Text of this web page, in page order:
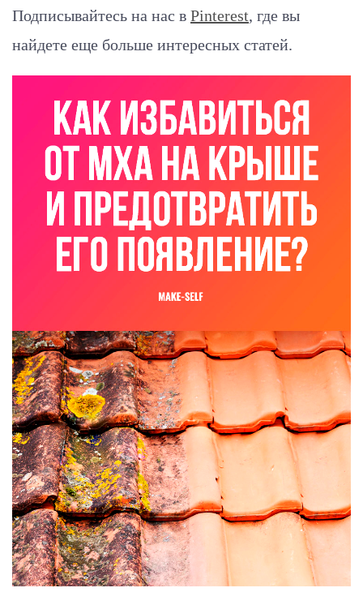
Подписывайтесь на нас в Pinterest, где вы
найдете еще больше интересных статей.